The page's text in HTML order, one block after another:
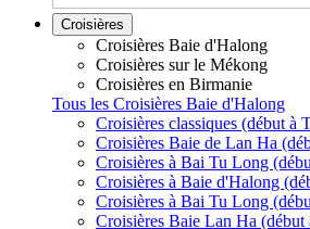
Croisières
Croisières Baie d'Halong
Croisières sur le Mékong
Croisières en Birmanie
Tous les Croisières Baie d'Halong
Croisières classiques (début à
Croisières Baie de Lan Ha
Croisières à Bai Tu Long
Croisières à Baie d'Halong
Croisières à Bai Tu Long
Croisières Baie Lan Ha (début